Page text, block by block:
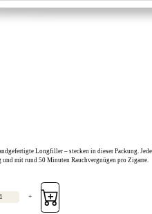
Longfiller – stecken in dieser Packung.
mit rund 50 Minuten Rauchvergnügen pro Zigarre.
+